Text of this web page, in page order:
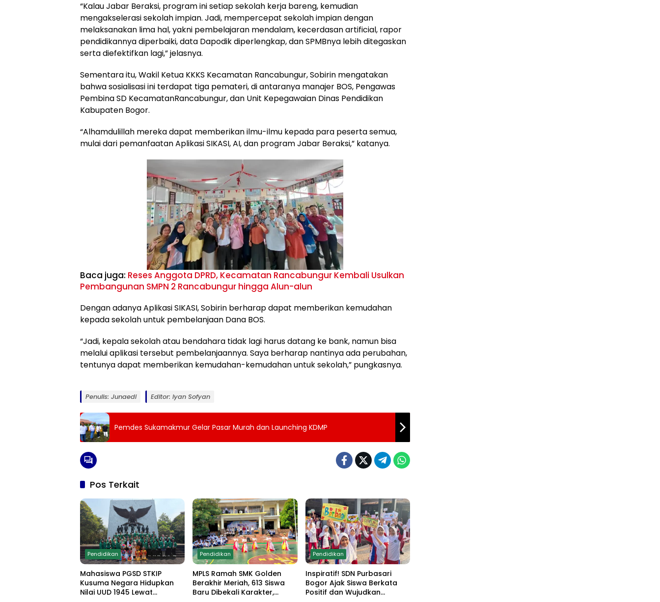
“Kalau Jabar Beraksi, program ini setiap sekolah kerja bareng, kemudian
mengakselerasi sekolah impian. Jadi, mempercepat sekolah impian dengan
melaksanakan lima hal, yakni pembelajaran mendalam, kecerdasan artificial, rapor
pendidikannya diperbaiki, data Dapodik diperlengkap, dan SPMBnya lebih ditegaskan
serta diefektifkan lagi,” jelasnya.
Sementara itu, Wakil Ketua KKKS Kecamatan Rancabungur, Sobirin mengatakan
bahwa sosialisasi ini terdapat tiga pemateri, di antaranya manajer BOS, Pengawas
Pembina SD KecamatanRancabungur, dan Unit Kepegawaian Dinas Pendidikan
Kabupaten Bogor.
“Alhamdulillah mereka dapat memberikan ilmu-ilmu kepada para peserta semua,
mulai dari pemanfaatan Aplikasi SIKASI, AI, dan program Jabar Beraksi,” katanya.
Baca juga: Reses Anggota DPRD, Kecamatan Rancabungur Kembali Usulkan
Pembangunan SMPN 2 Rancabungur hingga Alun-alun
Dengan adanya Aplikasi SIKASI, Sobirin berharap dapat memberikan kemudahan
kepada sekolah untuk pembelanjaan Dana BOS.
“Jadi, kepala sekolah atau bendahara tidak lagi harus datang ke bank, namun bisa
melalui aplikasi tersebut pembelanjaannya. Saya berharap nantinya ada perubahan,
tentunya dapat memberikan kemudahan-kemudahan untuk sekolah,” pungkasnya.
Penulis: Junaedi Editor: Iyan Sofyan
Pemdes Sukamakmur Gelar Pasar Murah dan Launching KDMP
Pos Terkait
Pendidikan
Mahasiswa PGSD STKIP
Kusuma Negara Hidupkan
Nilai UUD 1945 Lewat
Pendidikan
MPLS Ramah SMK Golden
Berakhir Meriah, 613 Siswa
Baru Dibekali Karakter,
Pendidikan
Inspiratif! SDN Purbasari
Bogor Ajak Siswa Berkata
Positif dan Wujudkan